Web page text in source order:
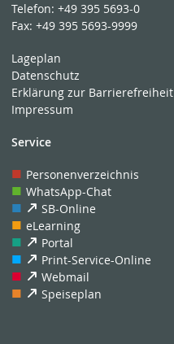
Telefon:+49 395 5693-0
Fax:+49 395 5693-9999
Lageplan
Datenschutz
Erklärung zur Barrierefreiheit
Impressum
Service
Personenverzeichnis
WhatsApp-Chat
SB-Online
eLearning
Portal
Print-Service-Online
Webmail
Speiseplan